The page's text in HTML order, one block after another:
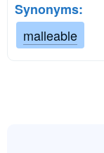
Synonyms:
malleable